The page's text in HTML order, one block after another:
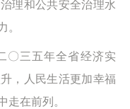
理和公共安全治理水
。
〇三五年全省经济实
，人民生活更加幸福
走在前列。